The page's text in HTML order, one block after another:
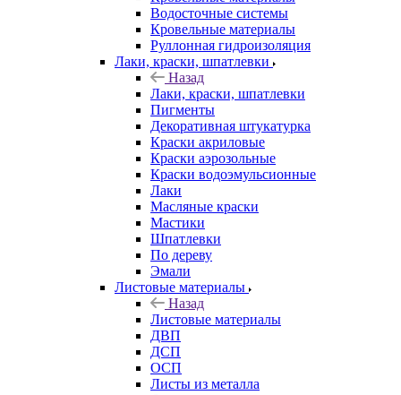
Водосточные системы
Кровельные материалы
Руллонная гидроизоляция
Лаки, краски, шпатлевки
Назад
Лаки, краски, шпатлевки
Пигменты
Декоративная штукатурка
Краски акриловые
Краски аэрозольные
Краски водоэмульсионные
Лаки
Масляные краски
Мастики
Шпатлевки
По дереву
Эмали
Листовые материалы
Назад
Листовые материалы
ДВП
ДСП
ОСП
Листы из металла